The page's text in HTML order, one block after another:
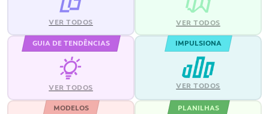
VER TODOS VER TODOS
GUIA DE TENDÊNCIAS
VER TODOS
IMPULSIONA
VER TODOS
MODELOS PLANILHAS